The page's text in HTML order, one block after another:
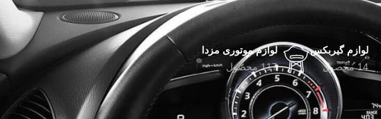
لوازم گیربکس
14 محصول
لوازم موتوری مزدا
117 محصول
نمایش 9
24
36